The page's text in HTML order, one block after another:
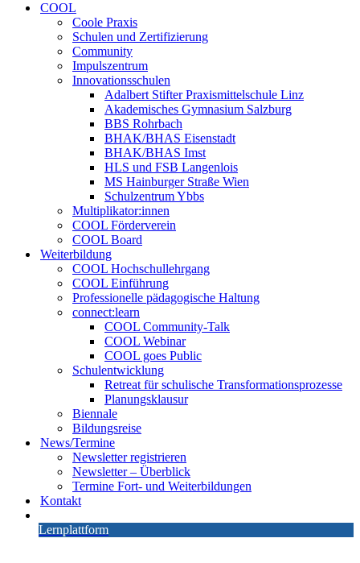
COOL
Coole Praxis
Schulen und Zertifizierung
Community
Impulszentrum
Innovationsschulen
Adalbert Stifter Praxismittelschule Linz
Akademisches Gymnasium Salzburg
BBS Rohrbach
BHAK/BHAS Eisenstadt
BHAK/BHAS Imst
HLS und FSB Langenlois
MS Hainburger Straße Wien
Schulzentrum Ybbs
Multiplikator:innen
COOL Förderverein
COOL Board
Weiterbildung
COOL Hochschullehrgang
COOL Einführung
Professionelle pädagogische Haltung
connect:learn
COOL Community-Talk
COOL Webinar
COOL goes Public
Schulentwicklung
Retreat für schulische Transformationsprozesse
Planungsklausur
Biennale
Bildungsreise
News/Termine
Newsletter registrieren
Newsletter – Überblick
Termine Fort- und Weiterbildungen
Kontakt
Lernplattform